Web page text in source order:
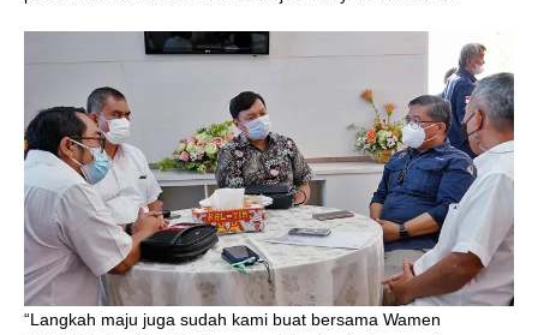
“Langkah maju juga sudah kami buat bersama Wamen